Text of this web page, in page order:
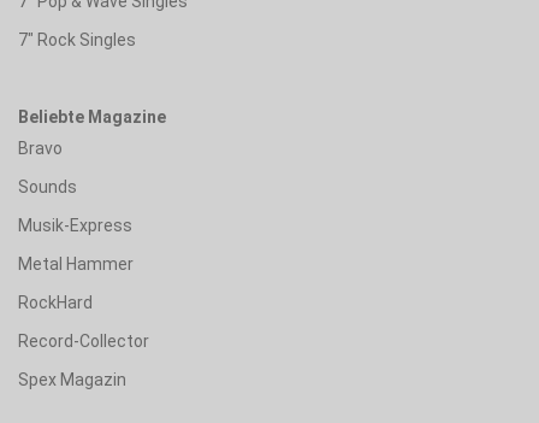
7" Rock Singles
Beliebte Magazine
Bravo
Sounds
Musik-Express
Metal Hammer
RockHard
Record-Collector
Spex Magazin